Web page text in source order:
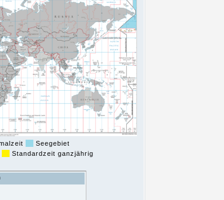
Seegebiet
Standardzeit ganzjährig